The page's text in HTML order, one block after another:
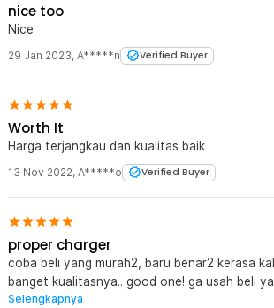
nice too
Nice
29 Jan 2023, A*****n Verified Buyer
Worth It
Harga terjangkau dan kualitas baik
13 Nov 2022, A*****o Verified Buyer
proper charger
coba beli yang murah2, baru benar2 kerasa
banget kualitasnya.. good one! ga usah beli
skip ke yang ini aja, terlalu jauh soalnya... TOP
Selengkapnya